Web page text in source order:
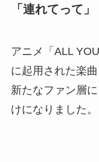
「連れてって」
アニメ「ALL
に起用された楽
新たなファン層
けになりました。